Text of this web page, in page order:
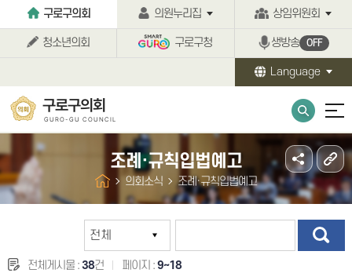
본문바로가기구로구의회 의원누리집 상임위원회
청소년의회 구로구청 생방송 OFF
Language
구로구의회
GURO-GU COUNCIL
조례·규칙입법예고
의회소식 조례·규칙입법예고
전체게시물 :38건 페이지 :9~18